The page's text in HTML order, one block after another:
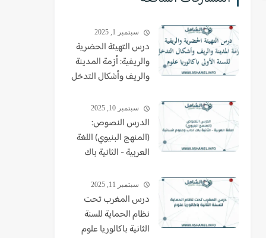
سبتمبر 1, 2025
درس التهيئة الحضرية
والريفية: أزمة المدينة
والريف وأشكال التدخل
علومسبتمبر 10, 2025
الدرس النصوص:
(المنهج البنيوي) اللغة
العربية - الثانية باك
سبتمبر 11, 2025
درس المغرب تحت
نظام الحماية للسنة
الثانية باكالوريا علوم